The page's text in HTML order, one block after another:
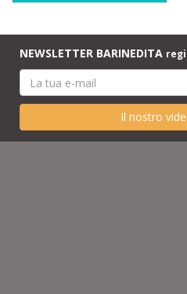
NEWSLETTER BARINEDITA
Il nostro